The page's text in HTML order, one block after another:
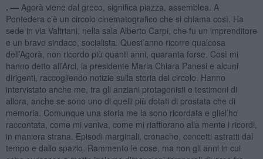
. — Agorà viene dal greco, significa piazza, assemblea. A
Pontedera c’è un circolo cinematografico che si chiama così. Ha
sede in via Valtriani, nella sala Alberto Carpi, che fu un imprenditore
e un bravo sindaco, socialista. Quest’anno ricorre qualcosa
dell’Agorà, non ricordo più quanti anni, quaranta forse. Così mi
hanno detto all’Arci, la presidente Maria Chiara Panesi e alcuni
dirigenti, raccogliendo notizie sulla storia del circolo. Hanno
intervistato anche me, tra gli anziani protagonisti e testimoni di
allora, anche se sono uno di quelli più dotati di prostata che di
memoria. Comunque una storia me la sono ricordata e gliel’ho
raccontata, come mi veniva, come mi riaffiorano alla mente i ricordi,
in maniera strana. Episodi marginali, cronache, concetti astratti dal
tempo e dallo spazio. Rammento le cose, ma non gli anni in cui